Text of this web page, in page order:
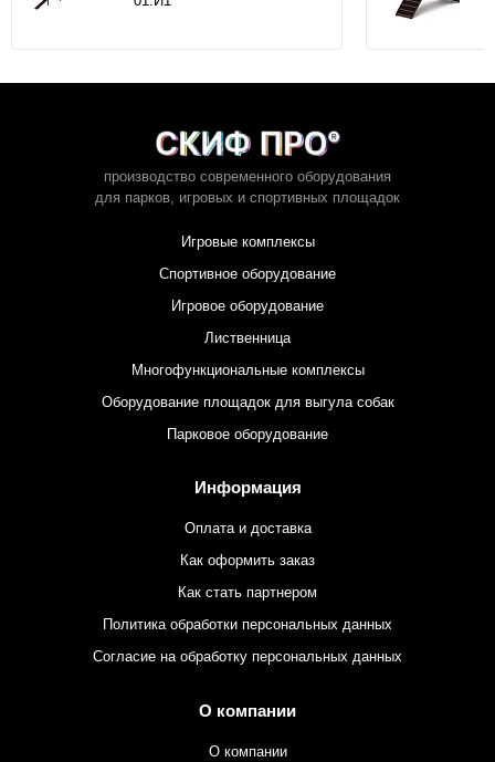
производство современного оборудования
для парков, игровых и спортивных площадок
Игровые комплексы
Спортивное оборудование
Игровое оборудование
Лиственница
Многофункциональные комплексы
Оборудование площадок для выгула собак
Парковое оборудование
Информация
Оплата и доставка
Как оформить заказ
Как стать партнером
Политика обработки персональных данных
Согласие на обработку персональных данных
О компании
О компании